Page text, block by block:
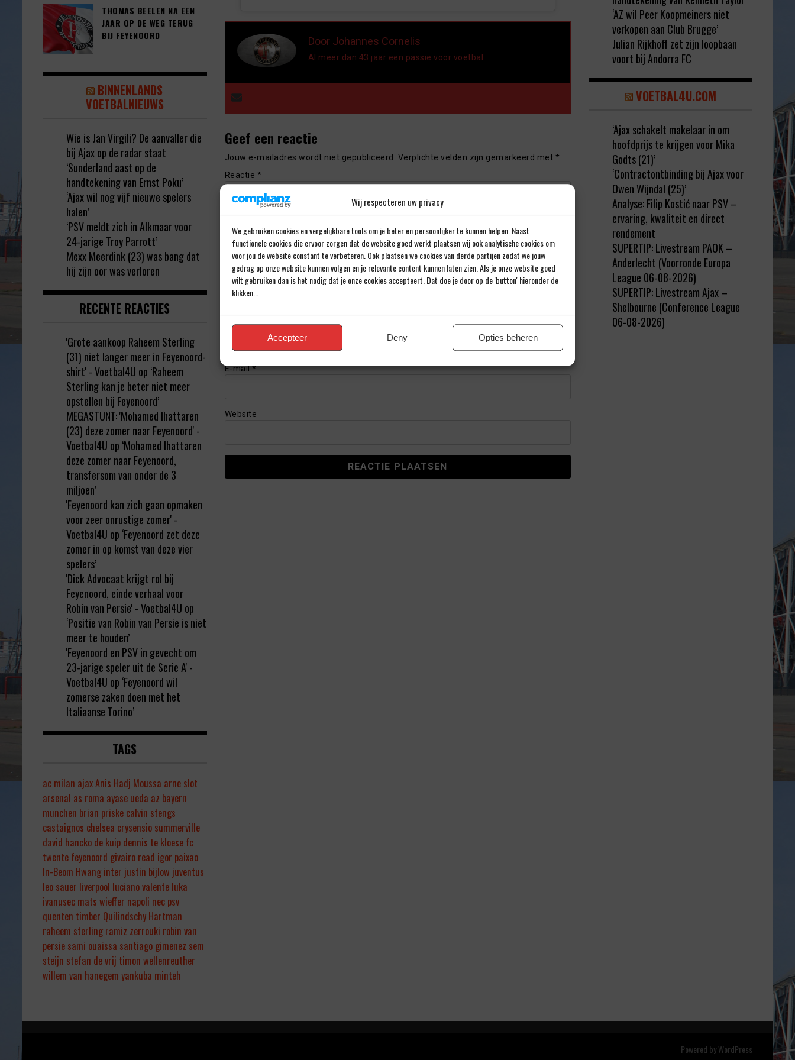
Wij respecteren uw privacy
We gebruiken cookies en vergelijkbare tools om je beter en persoonlijker te kunnen helpen. Naast
functionele cookies die ervoor zorgen dat de website goed werkt plaatsen wij ook analytische cookies om
voor jou de website constant te verbeteren. Ook plaatsen we cookies van derde partijen zodat we jouw
gedrag op onze website kunnen volgen en je relevante content kunnen laten zien. Als je onze website goed
wilt gebruiken dan is het nodig dat je onze cookies accepteert. Dat doe je door op de 'button' hieronder de
klikken...
Accepteer Deny Opties beheren
Door Johannes Cornelis
Al meer dan 43 jaar een passie voor voetbal.
Geef een reactie
Jouw e-mailadres wordt niet gepubliceerd. Verplichte velden zijn gemarkeerd met *
Reactie *
Naam*
E-mail*
Website
THOMAS BEELEN NA EEN
JAAR OP DE WEG TERUG
BIJ FEYENOORD
BINNENLANDS
VOETBALNIEUWS
Wie is Jan Virgili? De aanvaller die
bij Ajax op de radar staat
‘Sunderland aast op de
handtekening van Ernst Poku’
‘Ajax wil nog vijf nieuwe spelers
halen’
‘PSV meldt zich in Alkmaar voor
24-jarige Troy Parrott’
Mexx Meerdink (23) was bang dat
hij zijn oor was verloren
RECENTE REACTIES
'Grote aankoop Raheem Sterling
(31) niet langer meer in Feyenoord-
shirt' - Voetbal4U op ‘Raheem
Sterling kan je beter niet meer
opstellen bij Feyenoord’
MEGASTUNT: 'Mohamed Ihattaren
(23) deze zomer naar Feyenoord' -
Voetbal4U op ‘Mohamed Ihattaren
deze zomer naar Feyenoord,
transfersom van onder de 3
miljoen’
'Feyenoord kan zich gaan opmaken
voor zeer onrustige zomer' -
Voetbal4U op ‘Feyenoord zet deze
zomer in op komst van deze vier
spelers’
'Dick Advocaat krijgt rol bij
Feyenoord, einde verhaal voor
Robin van Persie' - Voetbal4U op
‘Positie van Robin van Persie is niet
meer te houden’
'Feyenoord en PSV in gevecht om
23-jarige speler uit de Serie A' -
Voetbal4U op ‘Feyenoord wil
zomerse zaken doen met het
Italiaanse Torino’
TAGS
ac milan ajaxAnis Hadj Moussa arne slot
arsenal as roma ayase ueda az bayern
munchen brian priske calvin stengs
castaignos chelsea crysensio summerville
david hancko de kuip dennis te kloese fc
twente feyenoord givairo read igor paixao
In-Beom Hwang inter justin bijlow juventus
leo sauer liverpool luciano valente luka
ivanusec mats wieffer napoli nec psv
quenten timber Quilindschy Hartman
raheem sterling ramiz zerrouki robin van
persie sami ouaissa santiago gimenez sem
steijn stefan de vrij timon wellenreuther
willem van hanegem yankuba minteh
‘AZ wil Peer Koopmeiners niet
verkopen aan Club Brugge’
Julian Rijkhoff zet zijn loopbaan
voort bij Andorra FC
VOETBAL4U.COM
‘Ajax schakelt makelaar in om
hoofdprijs te krijgen voor Mika
Godts (21)’
‘Contractontbinding bij Ajax voor
Owen Wijndal (25)’
Analyse: Filip Kostić naar PSV –
ervaring, kwaliteit en direct
rendement
SUPERTIP: Livestream PAOK –
Anderlecht (Voorronde Europa
League 06-08-2026)
SUPERTIP: Livestream Ajax –
Shelbourne (Conference League
06-08-2026)
Powered byWordPress